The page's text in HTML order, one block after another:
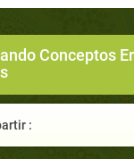
Conceptos
: